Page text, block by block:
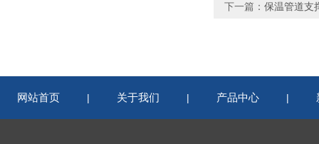
下一篇： 保温管道支
网站首页 | 关于我们 | 产品中心 |